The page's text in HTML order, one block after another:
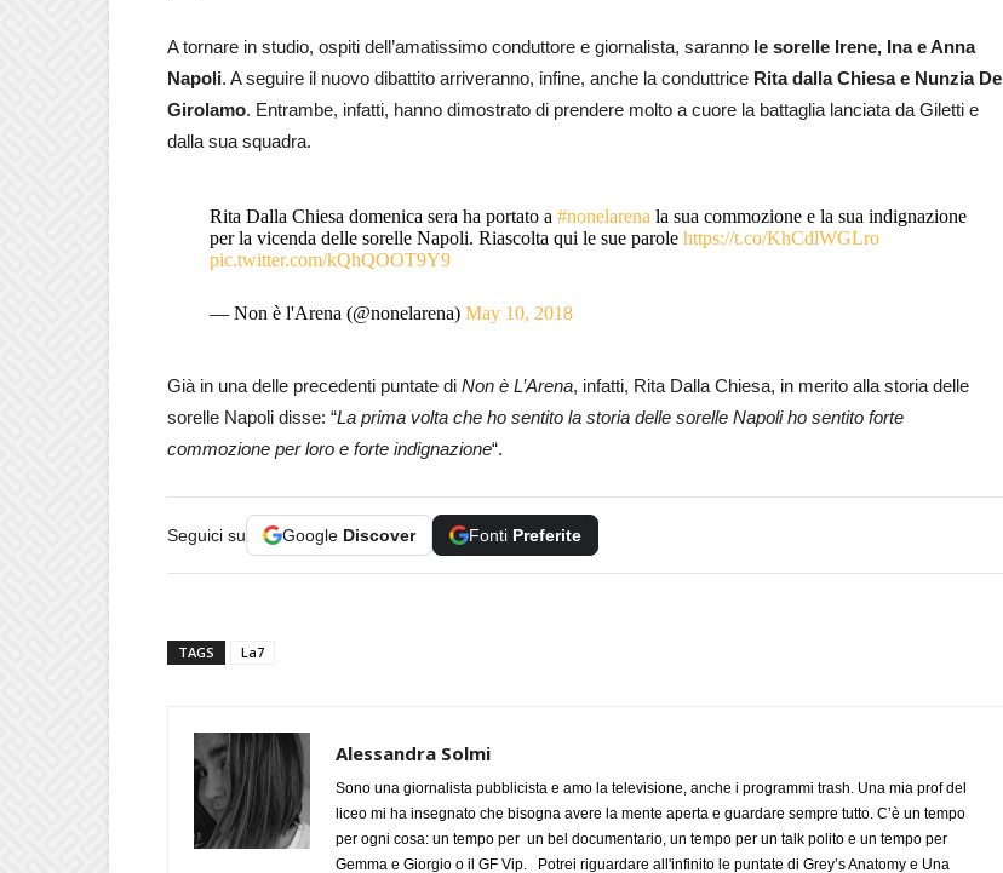
A tornare in studio, ospiti dell’amatissimo conduttore e giornalista, saranno le sorelle Irene, Ina e Anna
Napoli. A seguire il nuovo dibattito arriveranno, infine, anche la conduttrice Rita dalla Chiesa e Nunzia De
Girolamo. Entrambe, infatti, hanno dimostrato di prendere molto a cuore la battaglia lanciata da Giletti e
dalla sua squadra.
Rita Dalla Chiesa domenica sera ha portato a #nonelarena la sua commozione e la sua indignazione
per la vicenda delle sorelle Napoli. Riascolta qui le sue parole https://t.co/KhCdlWGLro
pic.twitter.com/kQhQOOT9Y9
— Non è l'Arena (@nonelarena) May 10, 2018
Già in una delle precedenti puntate di Non è L’Arena, infatti, Rita Dalla Chiesa, in merito alla storia delle
sorelle Napoli disse: “La prima volta che ho sentito la storia delle sorelle Napoli ho sentito forte
commozione per loro e forte indignazione“.
Seguici su Google Discover Fonti Preferite
TAGS La7
Alessandra Solmi
Sono una giornalista pubblicista e amo la televisione, anche i programmi trash. Una mia prof del
liceo mi ha insegnato che bisogna avere la mente aperta e guardare sempre tutto. C’è un tempo
per ogni cosa: un tempo per un bel documentario, un tempo per un talk polito e un tempo per
Gemma e Giorgio o il GF Vip. Potrei riguardare all'infinito le puntate di Grey’s Anatomy e Una